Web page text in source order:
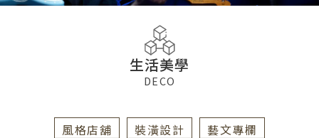
生活美學
DECO
風格店舖 裝潢設計
藝文專欄